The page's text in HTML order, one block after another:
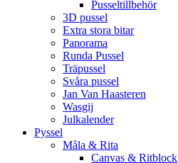
Pusseltillbehör
3D pussel
Extra stora bitar
Panorama
Runda Pussel
Träpussel
Svåra pussel
Jan Van Haasteren
Wasgij
Julkalender
Pyssel
Måla & Rita
Canvas & Ritblock